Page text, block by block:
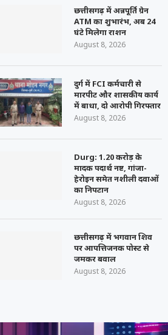
छत्तीसगढ़ में अन्नपूर्ति ग्रेन
ATM का शुभारंभ, अब 24
घंटे मिलेगा राशन
August 8, 2026
दुर्ग में FCI कर्मचारी से
मारपीट और शासकीय कार्य
में बाधा, दो आरोपी गिरफ्तार
August 8, 2026
Durg: 1.20 करोड़ के
मादक पदार्थ नष्ट, गांजा-
हेरोइन समेत नशीली दवाओं
का निपटान
August 8, 2026
छत्तीसगढ़ में भगवान शिव
पर आपत्तिजनक पोस्ट से
जमकर बवाल
August 8, 2026